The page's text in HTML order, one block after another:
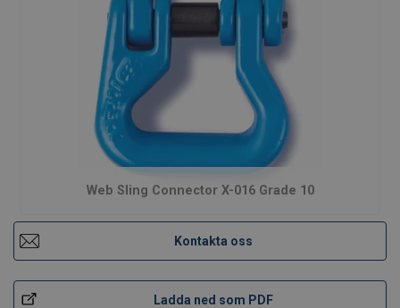
Web Sling Connector X-016 Grade 10
Kontakta oss
Ladda ned som PDF